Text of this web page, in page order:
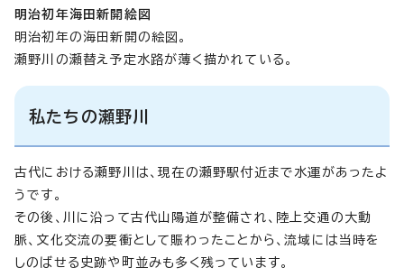
明治初年海田新開絵図
明治初年の海田新開の絵図。
瀬野川の瀬替え予定水路が薄く描かれている。
私たちの瀬野川
古代における瀬野川は、現在の瀬野駅付近まで水運があったよ
うです。
その後、川に沿って古代山陽道が整備され、陸上交通の大動
脈、文化交流の要衝として賑わったことから、流域には当時を
しのばせる史跡や町並みも多く残っています。